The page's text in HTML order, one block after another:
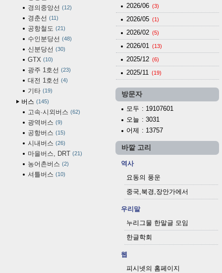
경의중앙선 12
경춘선 11
공항철도 21
수인분당선 48
신분당선 30
GTX 10
광주 1호선 23
대전 1호선 4
기타 19
버스 145
고속·시외버스 62
광역버스 9
공항버스 15
시내버스 26
마을버스, DRT 21
농어촌버스 2
셔틀버스 10
2026/06 (3)
2026/05 (1)
2026/02 (5)
2026/01 (13)
2025/12 (6)
2025/11 (19)
방문자
모두 : 19107601
오늘 : 3031
어제 : 13757
바깥 고리
역사
요동의 풍운
중국,북경,장안가에서
우리말
누리그물 한말글 모임
한글학회
웹
피시넷의 홈페이지